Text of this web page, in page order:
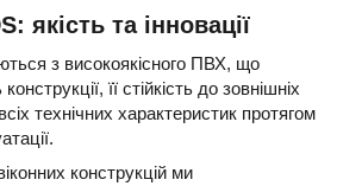
якість та інновації
з високоякісного ПВХ, що
її стійкість до зовнішніх
технічних характеристик протягом
конструкцій ми